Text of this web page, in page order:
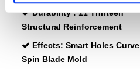
Durability : 11 Thirteen
Structural Reinforcement
Effects: Smart Holes Curve
Spin Blade Mold